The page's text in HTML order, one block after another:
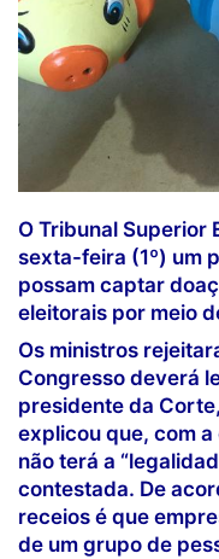
O Tribunal Superior
sexta-feira (1º) um
possam captar
eleitorais por meio
Os ministros
Congresso deverá
presidente da
explicou que, com
não terá a
contestada. De
receios é que
de um grupo de